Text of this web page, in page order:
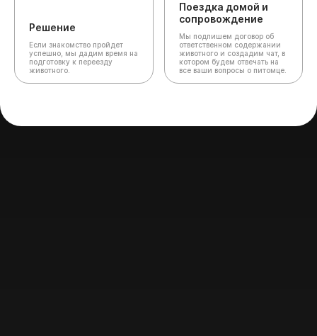
Решение
Если знакомство пройдет
успешно, мы дадим время на
подготовку к переезду
животного.
Поездка домой и
сопровождение
Мы подпишем договор об
ответственном содержании
животного и создадим чат, в
котором будем отвечать на
все ваши вопросы о питомце.